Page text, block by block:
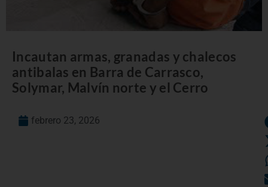
Incautan armas, granadas y chalecos
antibalas en Barra de Carrasco,
Solymar, Malvín norte y el Cerro
febrero 23, 2026